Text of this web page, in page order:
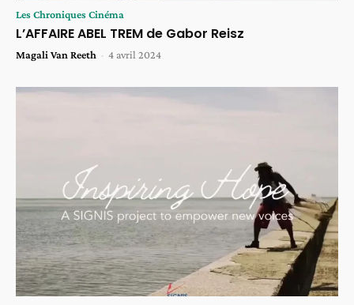
Les Chroniques Cinéma
L’AFFAIRE ABEL TREM de Gabor Reisz
Magali Van Reeth - 4 avril 2024